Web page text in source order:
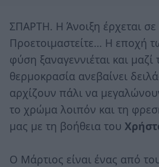
ΣΠΑΡΤΗ. Η Άνοιξη έρχεται
Προετοιμαστείτε… Η εποχή
φύση ξαναγεννιέται και μαζί
θερμοκρασία ανεβαίνει
αρχίζουν πάλι να
το χρώμα λοιπόν και τη
μας με τη βοήθεια του
Ο Μάρτιος είναι ένας από